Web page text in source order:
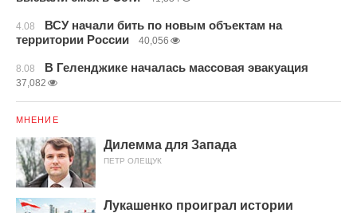
4.08
ВСУ начали бить по новым объектам на
территории России
40,056
8.08 В Геленджике началась массовая эвакуация
37,082
МНЕНИЕ
Дилемма для Запада
ПЕТР ОЛЕЩУК
Лукашенко проиграл истории